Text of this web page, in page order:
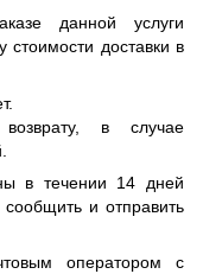
данной услуги
стоимости доставки в
в случае
в течении 14 дней
сообщить и отправить
оператором с